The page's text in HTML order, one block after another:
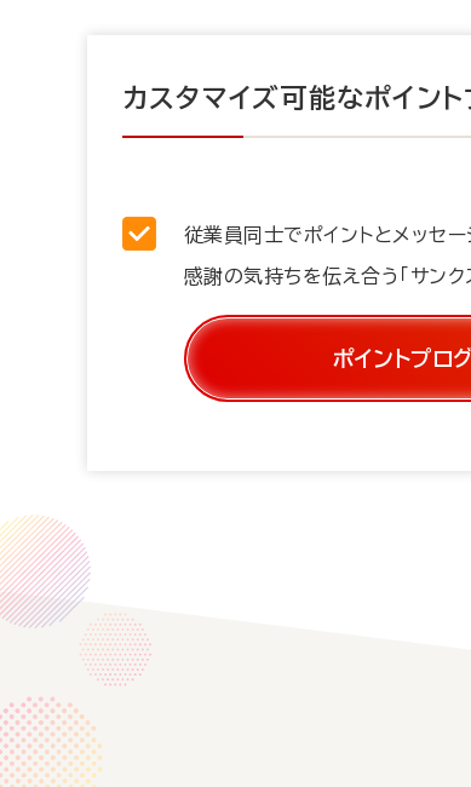
カスタマイズ可能なポイント
従業員同士でポイントとメッセー
感謝の気持ちを伝え合う「サンク
ポイントプロ